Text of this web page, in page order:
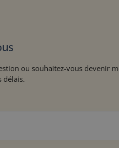
ou souhaitez-vous devenir
délais.